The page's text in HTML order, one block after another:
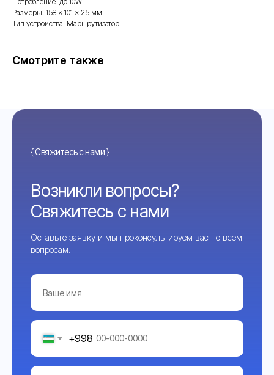
Размеры: 158 × 101 × 25 мм
Тип устройства: Маршрутизатор
Смотрите также
{ Свяжитесь с нами }
Возникли вопросы?
Свяжитесь с нами
Оставьте заявку и мы проконсультируем вас по всем
вопросам.
+998